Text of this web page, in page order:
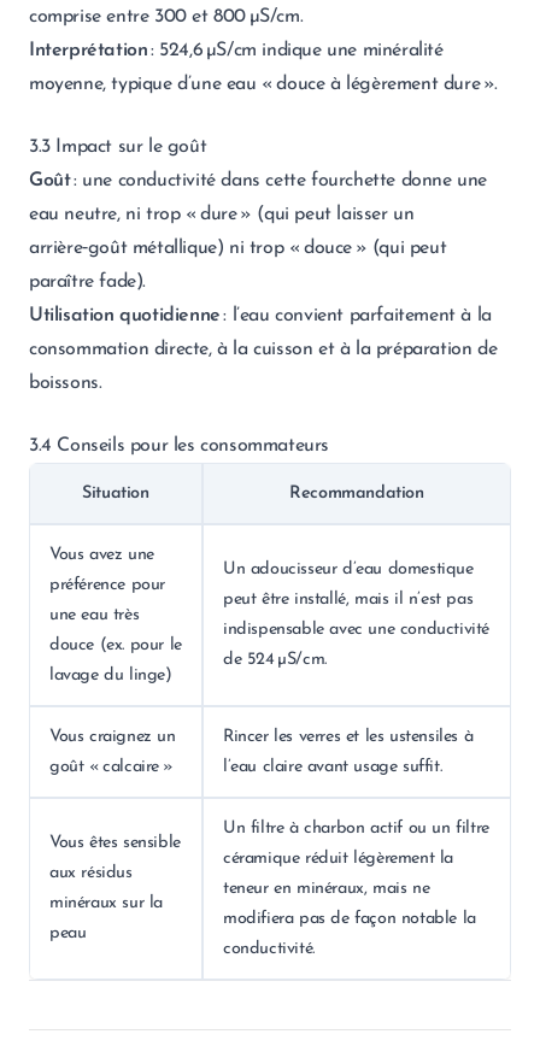
comprise entre 300 et 800 µS/cm.
Interprétation: 524,6 µS/cm indique une minéralité
moyenne, typique d’une eau « douce à légèrement dure ».
3.3 Impact sur le goût
Goût: une conductivité dans cette fourchette donne une
eau neutre, ni trop « dure » (qui peut laisser un
arrière‑goût métallique) ni trop « douce » (qui peut
paraître fade).
Utilisation quotidienne: l’eau convient parfaitement à la
consommation directe, à la cuisson et à la préparation de
boissons.
3.4 Conseils pour les consommateurs
Situation Recommandation
Vous avez une
préférence pour
une eau très
douce (ex. pour le
lavage du linge)
Un adoucisseur d’eau domestique
peut être installé, mais il n’est pas
indispensable avec une conductivité
de 524 µS/cm.
Vous craignez un
goût « calcaire »
Rincer les verres et les ustensiles à
l’eau claire avant usage suffit.
Vous êtes sensible
aux résidus
minéraux sur la
peau
Un filtre à charbon actif ou un filtre
céramique réduit légèrement la
teneur en minéraux, mais ne
modifiera pas de façon notable la
conductivité.